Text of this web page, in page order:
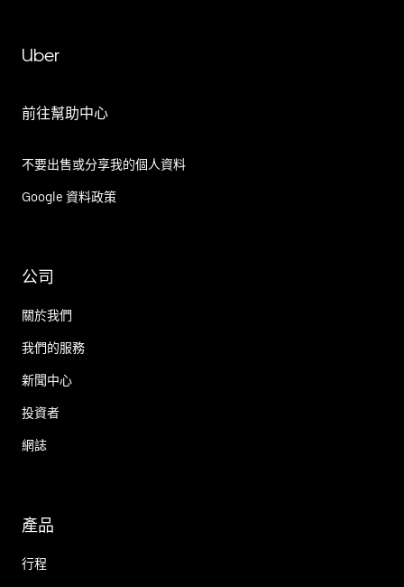
Uber
前往幫助中心
不要出售或分享我的個人資料
Google 資料政策
公司
關於我們
我們的服務
新聞中心
投資者
網誌
產品
行程